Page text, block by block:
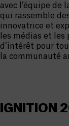
avec l’équipe de
qui rassemble
innovatrice et
les médias et
d’intérêt pour
la communauté
IGNITION